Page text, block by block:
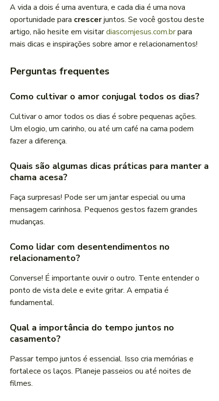
A vida a dois é uma aventura, e cada dia é uma nova
oportunidade para crescerjuntos. Se você gostou deste
artigo, não hesite em visitardiascomjesus.com.brpara
mais dicas e inspirações sobre amor e relacionamentos!
Perguntas frequentes
Como cultivar o amor conjugal todos os dias?
Cultivar o amor todos os dias é sobre pequenas ações.
Um elogio, um carinho, ou até um café na cama podem
fazer a diferença.
Quais são algumas dicas práticas para manter a
chama acesa?
Faça surpresas! Pode ser um jantar especial ou uma
mensagem carinhosa. Pequenos gestos fazem grandes
mudanças.
Como lidar com desentendimentos no
relacionamento?
Converse! É importante ouvir o outro. Tente entender o
ponto de vista dele e evite gritar. A empatia é
fundamental.
Qual a importância do tempo juntos no
casamento?
Passar tempo juntos é essencial. Isso cria memórias e
fortalece os laços. Planeje passeios ou até noites de
filmes.